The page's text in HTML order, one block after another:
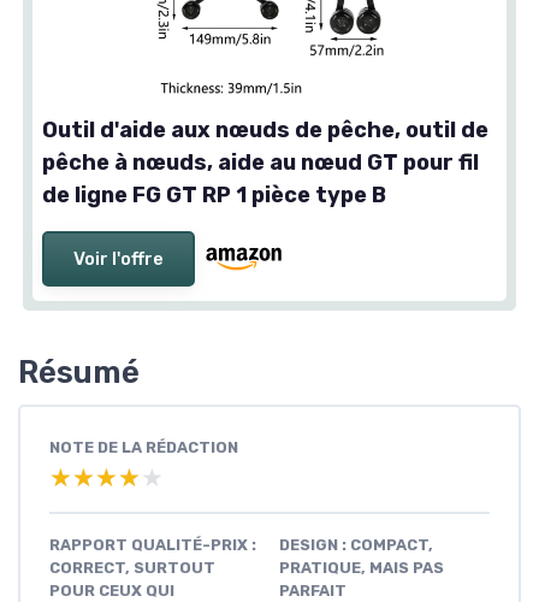
Outil d'aide aux nœuds de pêche, outil de
pêche à nœuds, aide au nœud GT pour fil
de ligne FG GT RP 1 pièce type B
Voir l'offre
Résumé
NOTE DE LA RÉDACTION
★★★★★
★★★★★
RAPPORT QUALITÉ-PRIX :
CORRECT, SURTOUT
POUR CEUX QUI
DESIGN : COMPACT,
PRATIQUE, MAIS PAS
PARFAIT